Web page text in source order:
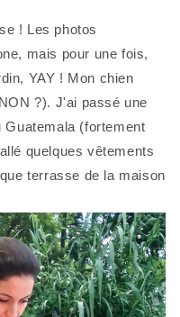
! Les photos
mais pour une fois,
YAY ! Mon chien
?). J'ai passé une
Guatemala (fortement
quelques vêtements
terrasse de la maison